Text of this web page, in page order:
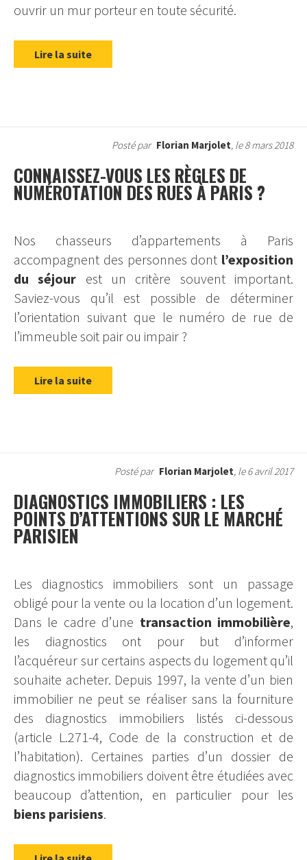
ouvrir un mur porteur en toute sécurité.
Lire la suite
Posté par Florian Marjolet, le 8 mars 2018
CONNAISSEZ-VOUS LES RÈGLES DE
NUMÉROTATION DES RUES À PARIS ?
Nos chasseurs d’appartements à Paris
accompagnent des personnes dont l’exposition
du séjour est un critère souvent important.
Saviez-vous qu’il est possible de déterminer
l’orientation suivant que le numéro de rue de
l’immeuble soit pair ou impair ?
Lire la suite
Posté par Florian Marjolet, le 6 avril 2017
DIAGNOSTICS IMMOBILIERS : LES
POINTS D’ATTENTIONS SUR LE MARCHÉ
PARISIEN
Les diagnostics immobiliers sont un passage
obligé pour la vente ou la location d’un logement.
Dans le cadre d’une transaction immobilière,
les diagnostics ont pour but d’informer
l’acquéreur sur certains aspects du logement qu’il
souhaite acheter. Depuis 1997, la vente d’un bien
immobilier ne peut se réaliser sans la fourniture
des diagnostics immobiliers listés ci-dessous
(article L.271-4, Code de la construction et de
l’habitation). Certaines parties d’un dossier de
diagnostics immobiliers doivent être étudiées avec
beaucoup d’attention, en particulier pour les
biens parisiens.